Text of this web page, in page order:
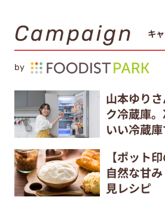
Campaign キ
by
山本ゆり
ク冷蔵庫
いい冷蔵
【ポット
自然な甘
見レシピ